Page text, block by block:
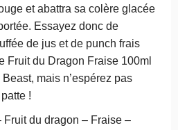
et abattra sa colère glacée
Essayez donc de
de jus et de punch frais
Fruit du Dragon Fraise 100ml
mais n’espérez pas
!
Fruit du dragon – Fraise –